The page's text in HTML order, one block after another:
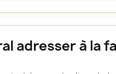
adresser à la